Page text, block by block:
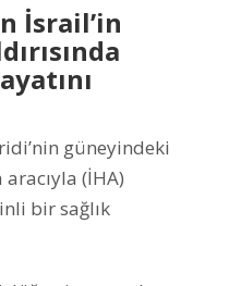
İsrail’in
güneyindeki
aracıyla (İHA)
bir sağlık